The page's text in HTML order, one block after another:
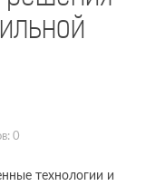
0
технологии и